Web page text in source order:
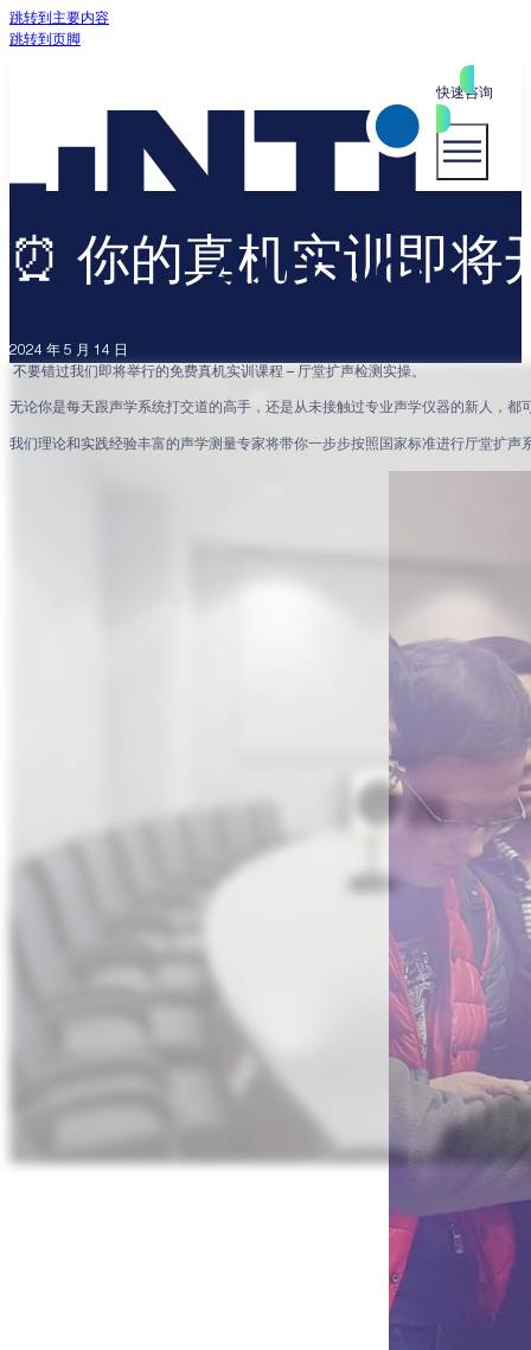
跳转到主要内容
跳转到页脚
快速咨询
⏰ 你的真机实训即将
2024 年 5 月 14 日
不要错过我们即将举行的免费真机实训 课程 – 厅堂扩声检测实操。
无论你是每天跟声学系统打交道的高手，还是从未接触过专业声学仪器的新人，
我们理论和实践经验丰富的声学测量专家将带你一步步按照 国家标准进行厅堂扩声